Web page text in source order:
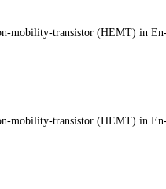
mobility-transistor (HEMT) in
mobility-transistor (HEMT) in